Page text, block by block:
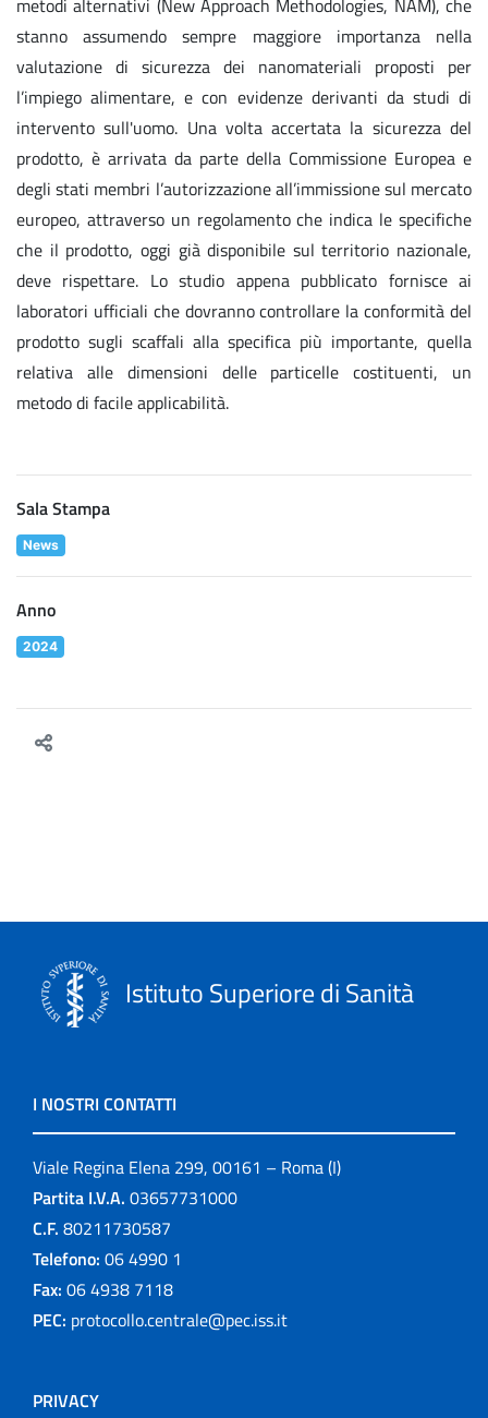
stanno assumendo sempre maggiore importanza nella
valutazione di sicurezza dei nanomateriali proposti per
l’impiego alimentare, e con evidenze derivanti da studi di
intervento sull'uomo. Una volta accertata la sicurezza del
prodotto, è arrivata da parte della Commissione Europea e
degli stati membri l’autorizzazione all’immissione sul mercato
europeo, attraverso un regolamento che indica le specifiche
che il prodotto, oggi già disponibile sul territorio nazionale,
deve rispettare. Lo studio appena pubblicato fornisce ai
laboratori ufficiali che dovranno controllare la conformità del
prodotto sugli scaffali alla specifica più importante, quella
relativa alle dimensioni delle particelle costituenti, un
metodo di facile applicabilità.
Sala Stampa
News
Anno
2024
Istituto Superiore di Sanità
I NOSTRI CONTATTI
Viale Regina Elena 299, 00161 – Roma (I)
Partita I.V.A. 03657731000
C.F. 80211730587
Telefono: 06 4990 1
Fax: 06 4938 7118
PEC: protocollo.centrale@pec.iss.it
PRIVACY